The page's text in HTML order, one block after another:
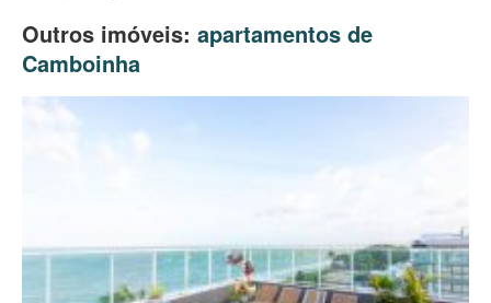
Outros imóveis: apartamentos de
Camboinha